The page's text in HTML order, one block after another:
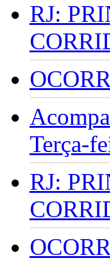
RJ:
Terça-
RJ: